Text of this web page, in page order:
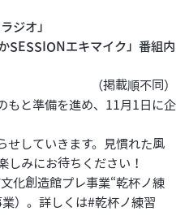
ジオ」
SESSIONエキマイク」番組内
（掲載順不同）
もと準備を進め、11月1日に企
せしていきます。見慣れた風
しみにお待ちください！
化創造館プレ事業“乾杯ノ練
）。詳しくは#乾杯ノ練習